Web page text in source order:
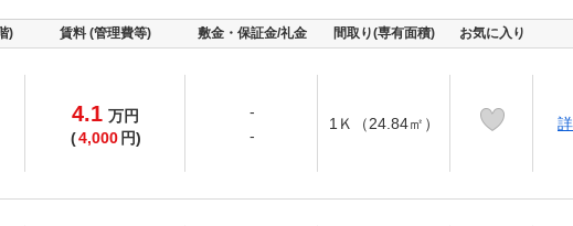
) 賃料 (管理費等) 敷金・保証金/礼金 間取り(専有面積) お気に入り
4.1 万円
(4,000 円)
-
-
1Ｋ（24.84㎡）